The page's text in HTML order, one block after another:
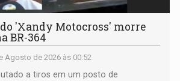
do 'Xandy Motocross' morre
BR-364
Agosto de 2026 às 00:52
a tiros em um posto de